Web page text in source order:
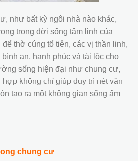
như bất kỳ ngôi nhà nào khác,
trong đời sống tâm linh của
thờ cúng tổ tiên, các vị thần linh,
an, hạnh phúc và tài lộc cho
sống hiện đại như chung cư,
không chỉ giúp duy trì nét văn
tạo ra một không gian sống ấm
chung cư